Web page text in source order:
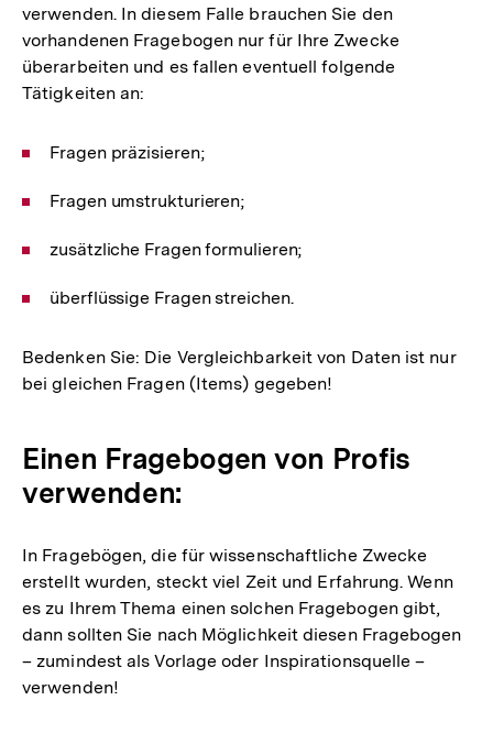
verwenden. In diesem Falle brauchen Sie den
vorhandenen Fragebogen nur für Ihre Zwecke
überarbeiten und es fallen eventuell folgende
Tätigkeiten an:
Fragen präzisieren;
Fragen umstrukturieren;
zusätzliche Fragen formulieren;
überflüssige Fragen streichen.
Bedenken Sie: Die Vergleichbarkeit von Daten ist nur
bei gleichen Fragen (Items) gegeben!
Einen Fragebogen von Profis
verwenden:
In Fragebögen, die für wissenschaftliche Zwecke
erstellt wurden, steckt viel Zeit und Erfahrung. Wenn
es zu Ihrem Thema einen solchen Fragebogen gibt,
dann sollten Sie nach Möglichkeit diesen Fragebogen
– zumindest als Vorlage oder Inspirationsquelle –
verwenden!